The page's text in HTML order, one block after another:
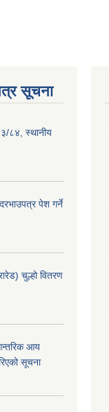
सूचना
८४, स्थानीय
पेश गर्ने
चुल्हो वितरण
आय
सूचना